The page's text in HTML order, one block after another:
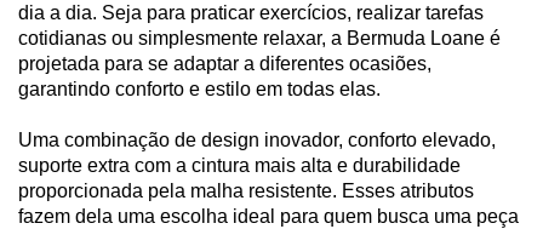
dia a dia. Seja para praticar exercícios, realizar tarefas
cotidianas ou simplesmente relaxar, a Bermuda Loane é
projetada para se adaptar a diferentes ocasiões,
garantindo conforto e estilo em todas elas.
Uma combinação de design inovador, conforto elevado,
suporte extra com a cintura mais alta e durabilidade
proporcionada pela malha resistente. Esses atributos
fazem dela uma escolha ideal para quem busca uma peça